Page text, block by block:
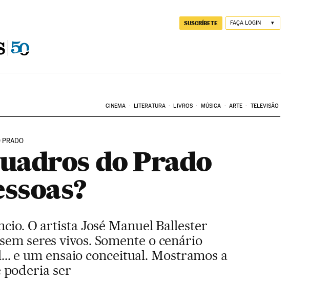
SUSCRÍBETE FAÇA LOGIN
CINEMA LITERATURA LIVROS MÚSICA ARTE TELEVISÃO
PRADO
do Prado
O artista José Manuel Ballester
seres vivos. Somente o cenário
e um ensaio conceitual. Mostramos a
poderia ser